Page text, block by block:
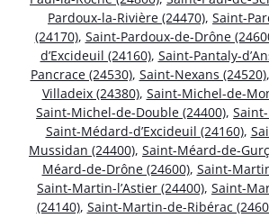
Pardoux-la-Rivière (24470), Saint-
(24170), Saint-Pardoux-de-Drône
d’Excideuil (24160), Saint-Pantaly-
Pancrace (24530), Saint-Nexans (24520),
Villadeix (24380), Saint-Michel-de-
Saint-Michel-de-Double (24400),
Saint-Médard-d’Excideuil (24160),
Mussidan (24400), Saint-Méard-de-
Méard-de-Drône (24600), Saint-
Saint-Martin-l’Astier (24400), Saint-
(24140), Saint-Martin-de-Ribérac